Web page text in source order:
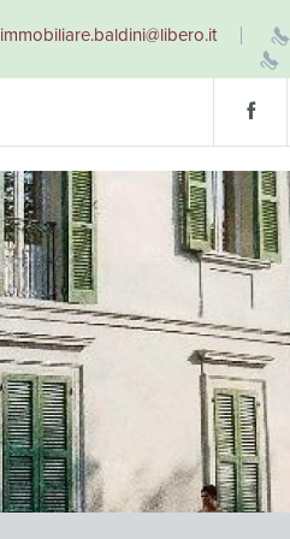
immobiliare.baldini@libero.it